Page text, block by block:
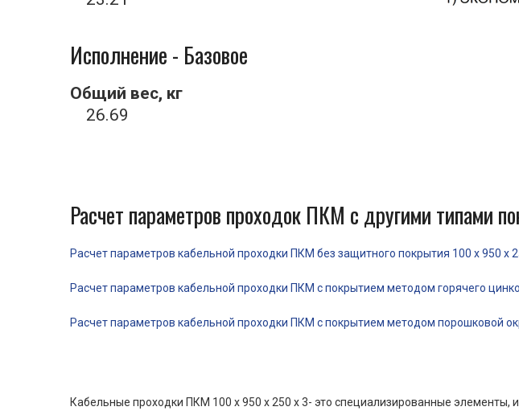
Исполнение - Базовое
Общий вес, кг
26.69
Расчет параметров проходок ПКМ с другими типами
Расчет параметров кабельной проходки ПКМ без защитного покрытия 100 x 950 x
Расчет параметров кабельной проходки ПКМ с покрытием методом горячего
Расчет параметров кабельной проходки ПКМ с покрытием методом порошковой
Кабельные проходки ПКМ 100 x 950 x 250 x 3- это специализированные